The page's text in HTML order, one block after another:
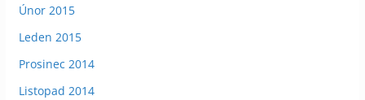
Únor 2015
Leden 2015
Prosinec 2014
Listopad 2014